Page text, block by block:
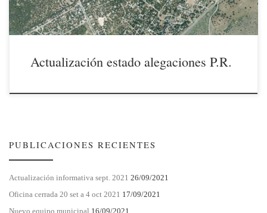
Actualización estado alegaciones P.R.
PUBLICACIONES RECIENTES
Actualización informativa sept. 2021 26/09/2021
Oficina cerrada 20 set a 4 oct 2021 17/09/2021
Nuevo equipo municipal 16/09/2021